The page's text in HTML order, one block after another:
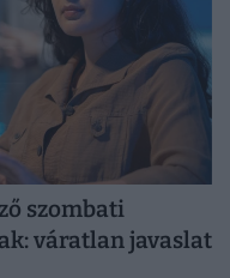
szombati
váratlan javaslat